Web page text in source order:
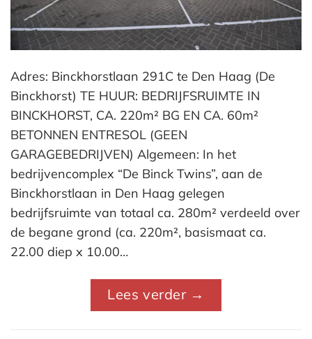
Adres: Binckhorstlaan 291C te Den Haag (De
Binckhorst) TE HUUR: BEDRIJFSRUIMTE IN
BINCKHORST, CA. 220m² BG EN CA. 60m²
BETONNEN ENTRESOL (GEEN
GARAGEBEDRIJVEN) Algemeen: In het
bedrijvencomplex “De Binck Twins”, aan de
Binckhorstlaan in Den Haag gelegen
bedrijfsruimte van totaal ca. 280m² verdeeld over
de begane grond (ca. 220m², basismaat ca.
22.00 diep x 10.00…
Lees verder →